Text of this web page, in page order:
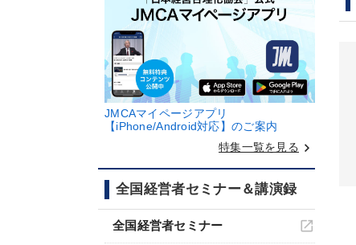
JMCAマイページアプリ
【iPhone/Android対応】のご案内
特集一覧を見る keyboard_arrow_right
全国経営者セミナー＆講演録
全国経営者セミナー